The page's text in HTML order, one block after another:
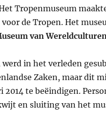
Tropenmuseum
de Tropen. Het
van
in het verleden
Zaken, maar dit
2014 te beëindigen.
en sluiting van het